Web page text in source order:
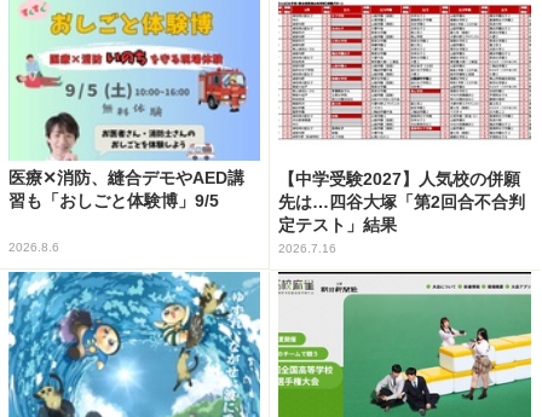
医療✕消防、縫合デモやAED講
習も「おしごと体験博」9/5
2026.8.6
【中学受験2027】人気校の併願
先は…四谷大塚「第2回合不合判
定テスト」結果
2026.7.16